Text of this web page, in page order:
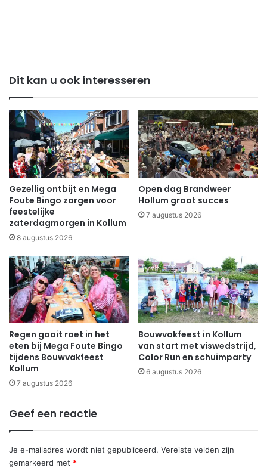
Dit kan u ook interesseren
Gezellig ontbijt en Mega
Foute Bingo zorgen voor
feestelijke
zaterdagmorgen in Kollum
8 augustus 2026
Open dag Brandweer
Hollum groot succes
7 augustus 2026
Regen gooit roet in het
eten bij Mega Foute Bingo
tijdens Bouwvakfeest
Kollum
7 augustus 2026
Bouwvakfeest in Kollum
van start met viswedstrijd,
Color Run en schuimparty
6 augustus 2026
Geef een reactie
Je e-mailadres wordt niet gepubliceerd. Vereiste velden zijn
gemarkeerd met *